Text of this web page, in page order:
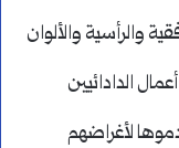
والرأسية والألوان
الدادائيين
لأغراضهم